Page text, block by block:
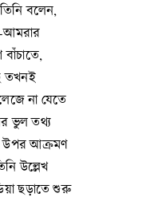
বলেন,
আমরার
তখনই
না যেতে
ভুল তথ্য
উপর আক্রমণ
উল্লেখ
ছড়াতে শুরু